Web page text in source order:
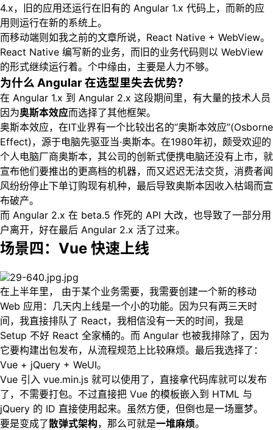
4.x，旧的应用还运行在旧有的 Angular 1.x 代码上，而新的应
用则运行在新的系统上。
而移动端则如我之前的文章所说，React Native + WebView。
React Native 编写新的业务，而旧的业务代码则以 WebView
的形式继续运行着。个中缘由，主要是人力不够。
为什么 Angular 在选型里失去优势？
在 Angular 1.x 到 Angular 2.x 这段期间里，有大量的技术人员
因为奥斯本效应而选择了其他框架。
奥斯本效应，在IT业界有一个比较出名的“奥斯本效应”(Osborne
Effect)，源于电脑先驱亚当·奥斯本。在1980年初，颇受欢迎的
个人电脑厂商奥斯本，其公司的创新式便携电脑还没有上市，就
宣布他们要推出的更高档的机器，而又迟迟无法交货，消费者闻
风纷纷停止下单订购现有机种，最后导致奥斯本因收入枯竭而宣
布破产。
而 Angular 2.x 在 beta.5 作死的 API 大改，也导致了一部分用
户离开，好在最后 Angular 2.x 活了过来。
场景四：Vue 快速上线
在上半年里， 由于某个业务需要，我需要创建一个新的移动
Web 应用：几天内上线是一个小的功能。因为只有两三天时
间，我直接排队了 React，我相信没有一天的时间，我是
Setup 不好 React 全家桶的。而 Angular 也被我排除了，因为
它要构建出包发布，从流程规范上比较麻烦。最后我选择了：
Vue + jQuery + WeUI。
Vue 引入 vue.min.js 就可以使用了，直接拿代码库就可以发布
了，不需要打包。不过直接把 Vue 的模板嵌入到 HTML 与
jQuery 的 ID 直接使用起来。虽然方便，但倒也是一场噩梦。
要是变成了散弹式架构，那么可就是一堆麻烦。